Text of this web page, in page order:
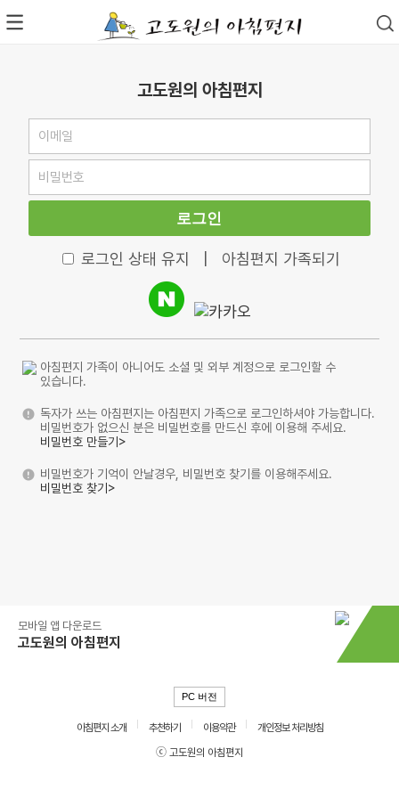
고도원의 아침편지
로그인
로그인 상태 유지 아침편지 가족되기
아침편지 가족이 아니어도 소셜 및 외부 계정으로 로그인할 수
있습니다.
독자가 쓰는 아침편지는 아침편지 가족으로 로그인하셔야 가능합니다.
비밀번호가 없으신 분은 비밀번호를 만드신 후에 이용해 주세요.
비밀번호 만들기>
비밀번호가 기억이 안날경우, 비밀번호 찾기를 이용해주세요.
비밀번호 찾기>
모바일 앱 다운로드
고도원의 아침편지
PC 버전
아침편지 소개 추천하기 이용약관
개인정보 처리방침
ⓒ 고도원의 아침편지